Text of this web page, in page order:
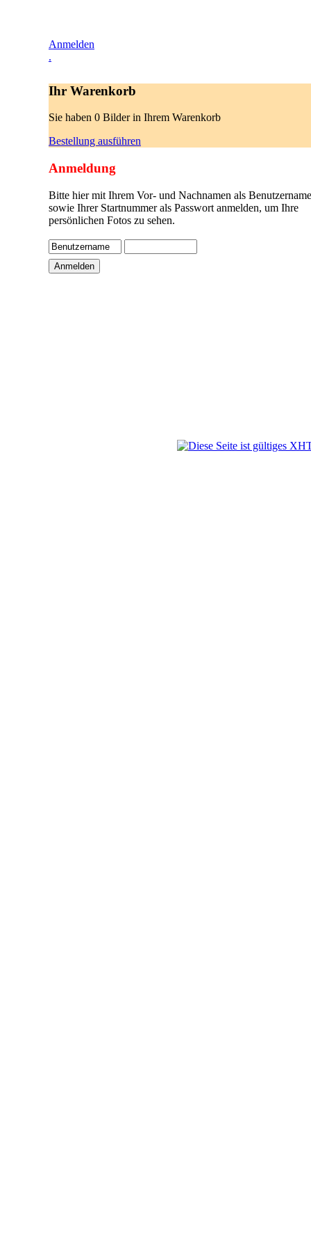
Anmelden
.
Ihr Warenkorb
Sie haben 0 Bilder in Ihrem Warenkorb
Bestellung ausführen
Anmeldung
Bitte hier mit Ihrem Vor- und Nachnamen als
sowie Ihrer Startnummer als Passwort anmelden, um Ihre
persönlichen Fotos zu sehen.